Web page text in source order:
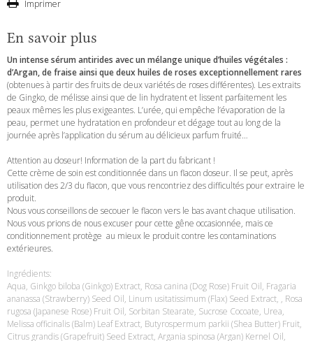
Imprimer
En savoir plus
Un intense sérum antirides avec un mélange unique d’huiles végétales :
d’Argan, de fraise ainsi que deux huiles de roses exceptionnellement rares
(obtenues à partir des fruits de deux variétés de roses différentes). Les extraits
de Gingko, de mélisse ainsi que de lin hydratent et lissent parfaitement les
peaux mêmes les plus exigeantes. L’urée, qui empêche l’évaporation de la
peau, permet une hydratation en profondeur et dégage tout au long de la
journée après l’application du sérum au délicieux parfum fruité…
Attention au doseur! Information de la part du fabricant !
Cette crème de soin est conditionnée dans un flacon doseur. Il se peut, après
utilisation des 2/3 du flacon, que vous rencontriez des difficultés pour extraire le
produit.
Nous vous conseillons de secouer le flacon vers le bas avant chaque utilisation.
Nous vous prions de nous excuser pour cette gêne occasionnée, mais ce
conditionnement protège au mieux le produit contre les contaminations
extérieures.
Ingrédients:
Aqua, Ginkgo biloba (Ginkgo) Extract, Rosa canina (Dog Rose) Fruit Oil, Fragaria
ananassa (Strawberry) Seed Oil, Linum usitatissimum (Flax) Seed Extract, , Rosa
rugosa (Japanese Rose) Fruit Oil, Sorbitan Stearate, Sucrose Cocoate, Urea,
Melissa officinalis (Balm) Leaf Extract, Butyrospermum parkii (Shea Butter) Fruit,
Citrus grandis (Grapefruit) Seed Extract, Argania spinosa (Argan) Kernel Oil,